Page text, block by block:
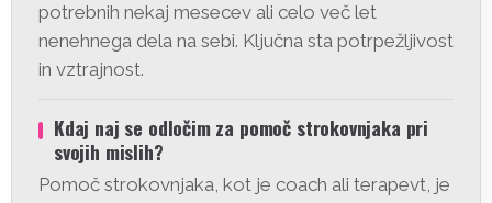
potrebnih nekaj mesecev ali celo več let
nenehnega dela na sebi. Ključna sta potrpežljivost
in vztrajnost.
Kdaj naj se odločim za pomoč strokovnjaka pri
svojih mislih?
Pomoč strokovnjaka, kot je coach ali terapevt, je